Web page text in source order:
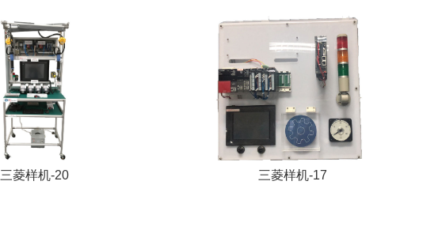
三菱样机-20 三菱样机-17